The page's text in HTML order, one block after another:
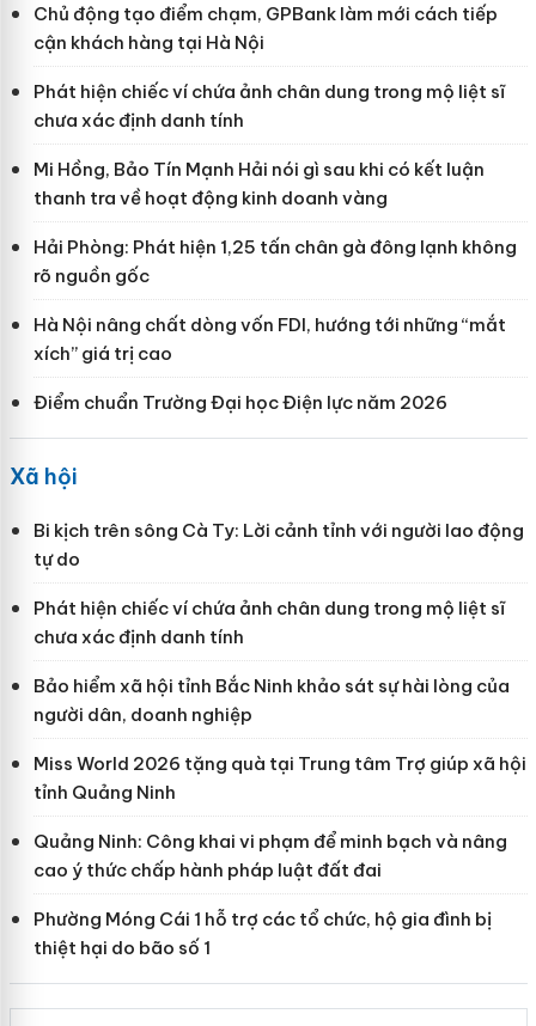
Chủ động tạo điểm chạm, GPBank làm mới cách tiếp
cận khách hàng tại Hà Nội
Phát hiện chiếc ví chứa ảnh chân dung trong mộ liệt sĩ
chưa xác định danh tính
Mi Hồng, Bảo Tín Mạnh Hải nói gì sau khi có kết luận
thanh tra về hoạt động kinh doanh vàng
Hải Phòng: Phát hiện 1,25 tấn chân gà đông lạnh không
rõ nguồn gốc
Hà Nội nâng chất dòng vốn FDI, hướng tới những “mắt
xích” giá trị cao
Điểm chuẩn Trường Đại học Điện lực năm 2026
Xã hội
Bi kịch trên sông Cà Ty: Lời cảnh tỉnh với người lao động
tự do
Phát hiện chiếc ví chứa ảnh chân dung trong mộ liệt sĩ
chưa xác định danh tính
Bảo hiểm xã hội tỉnh Bắc Ninh khảo sát sự hài lòng của
người dân, doanh nghiệp
Miss World 2026 tặng quà tại Trung tâm Trợ giúp xã hội
tỉnh Quảng Ninh
Quảng Ninh: Công khai vi phạm để minh bạch và nâng
cao ý thức chấp hành pháp luật đất đai
Phường Móng Cái 1 hỗ trợ các tổ chức, hộ gia đình bị
thiệt hại do bão số 1